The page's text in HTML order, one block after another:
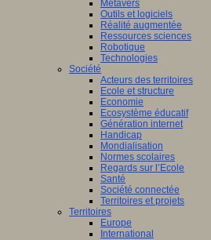
Métavers
Outils et logiciels
Réalité augmentée
Ressources sciences
Robotique
Technologies
Société
Acteurs des territoires
Ecole et structure
Economie
Ecosystème éducatif
Génération internet
Handicap
Mondialisation
Normes scolaires
Regards sur l’Ecole
Santé
Société connectée
Territoires et projets
Territoires
Europe
International